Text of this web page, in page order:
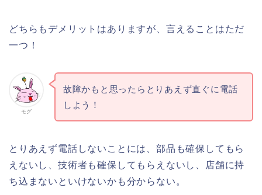
どちらもデメリットはありますが、言えることはただ
一つ！
モグ
故障かもと思ったらとりあえず直ぐに電話
しよう！
とりあえず電話しないことには、部品も確保してもら
えないし、技術者も確保してもらえないし、店舗に持
ち込まないといけないかも分からない。